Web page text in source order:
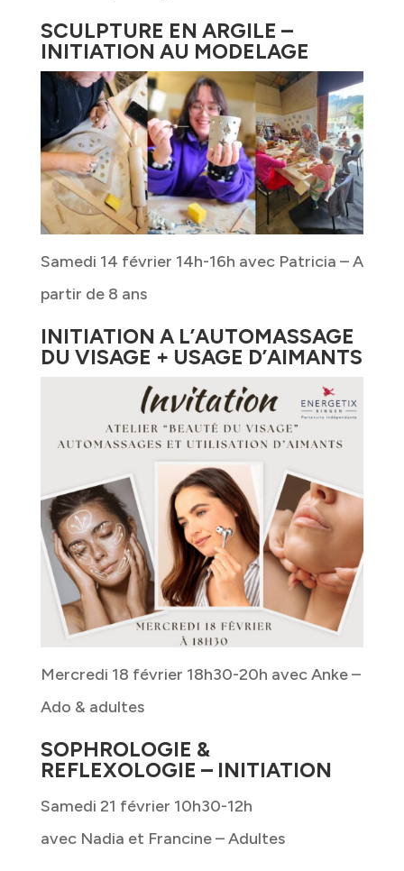
SCULPTURE EN ARGILE –
INITIATION AU MODELAGE
Samedi 14 février 14h-16h avec Patricia – A
partir de 8 ans
INITIATION A L’AUTOMASSAGE
DU VISAGE + USAGE D’AIMANTS
Mercredi 18 février 18h30-20h avec Anke –
Ado & adultes
SOPHROLOGIE &
REFLEXOLOGIE – INITIATION
Samedi 21 février 10h30-12h
avec Nadia et Francine – Adultes